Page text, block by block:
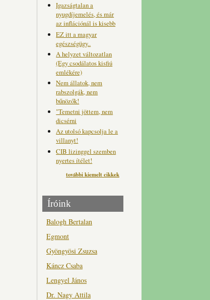
Igazságtalan a
nyugdíjemelés, és már
az inflációnál is kisebb
EZ itt a magyar
egészségügy..
A helyzet változatlan
(Egy csodálatos kisfiú
emlékére)
Nem állatok, nem
rabszolgák, nem
bűnözők!
"Temetni jöttem, nem
dicsérni
Az utolsó kapcsolja le a
villanyt!
CIB lizinggel szemben
nyertes ítélet!
további kiemelt cikkek
Íróink
Balogh Bertalan
Egmont
Gyöngyösi Zsuzsa
Káncz Csaba
Lengyel János
Dr. Nagy Attila